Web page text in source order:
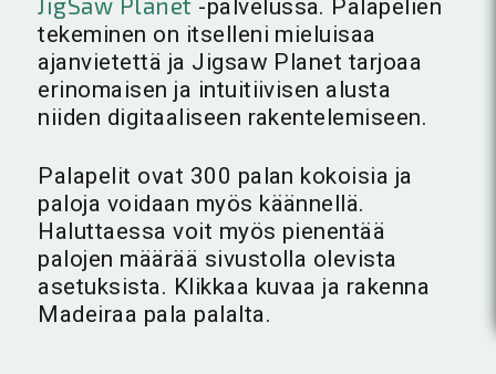
-palvelussa. Palapelien
tekeminen on itselleni mieluisaa
ajanvietettä ja Jigsaw Planet tarjoaa
erinomaisen ja intuitiivisen alusta
niiden digitaaliseen rakentelemiseen.
Palapelit ovat 300 palan kokoisia ja
paloja voidaan myös käännellä.
Haluttaessa voit myös pienentää
palojen määrää sivustolla olevista
asetuksista. Klikkaa kuvaa ja rakenna
Madeiraa pala palalta.